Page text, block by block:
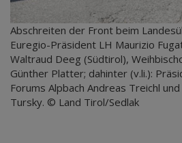
Abschreiten der Front beim
Euregio-Präsident LH Maurizio
Waltraud Deeg (Südtirol),
Günther Platter; dahinter (v.li.):
Forums Alpbach Andreas Treichl
Tursky. © Land Tirol/Sedlak